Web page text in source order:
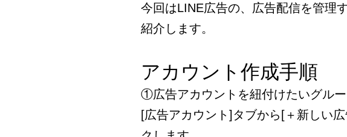
今回はLINE広告の、広告配信を管理
紹介します。
アカウント作成手順
①広告アカウントを紐付けたいグルー
[広告アカウント]タブから[＋新しい